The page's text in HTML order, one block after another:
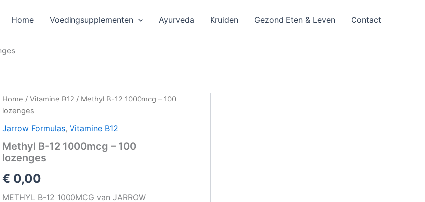
Home Voedingsupplementen Ayurveda Kruiden Gezond Eten & Leven Contact
Home / Vitamine B12 / Methyl B-12 1000mcg – 100
lozenges
Jarrow Formulas, Vitamine B12
Methyl B-12 1000mcg – 100
lozenges
€ 0,00
METHYL B-12 1000MCG van JARROW